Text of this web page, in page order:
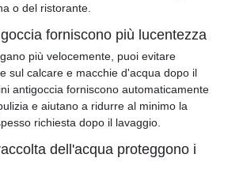
o del ristorante.
forniscono più lucentezza
più velocemente, puoi evitare
sul calcare e macchie d'acqua dopo il
antigoccia forniscono automaticamente
e aiutano a ridurre al minimo la
richiesta dopo il lavaggio.
dell'acqua proteggono i